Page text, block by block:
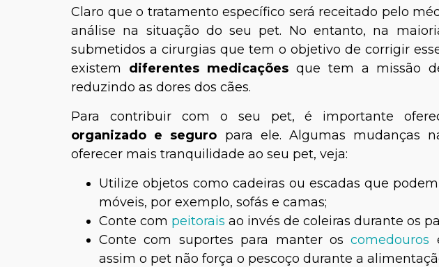
Claro que o tratamento específico será receitado pelo
análise na situação do seu pet. No entanto, na
submetidos a cirurgias que tem o objetivo de corrigir
existem diferentes medicaçõesque tem a missão
reduzindo as dores dos cães.
Para contribuir com o seu pet, é importante
organizado e seguro para ele. Algumas mudanças
oferecer mais tranquilidade ao seu pet, veja:
Utilize objetos como cadeiras ou escadas que
móveis, por exemplo, sofás e camas;
Conte com peitorais ao invés de coleiras durante os
Conte com suportes para manter oscomedouros
assim o pet não força o pescoço durante a